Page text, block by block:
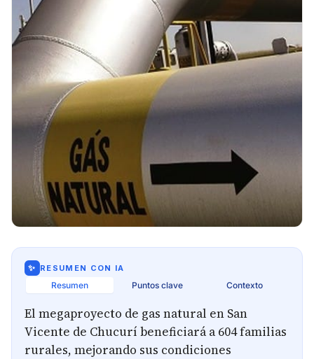
✨ RESUMEN CON IA
Resumen Puntos clave Contexto
El megaproyecto de gas natural en San
Vicente de Chucurí beneficiará a 604 familias
rurales, mejorando sus condiciones